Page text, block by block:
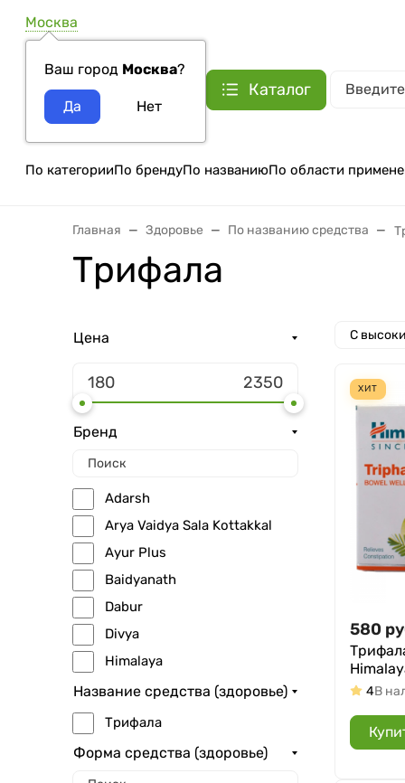
Москва
Ваш город Москва?
Каталог
По категорииПо брендуПо названиюПо области
Главная Здоровье По названию средства
Трифала
Цена
Бренд
Adarsh
Arya Vaidya Sala Kottakkal
Ayur Plus
Baidyanath
Dabur
Divya
Himalaya
Indibird
Maharishi Ayurveda
Название средства (здоровье)
Трифала
Форма средства (здоровье)
С
ХИТ
580
4В